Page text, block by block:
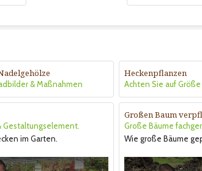
& Maßnahmen
Heckenpflanzen
Achten Sie auf
Gestaltungselement.
im Garten.
Großen Baum
Große Bäume
Wie große Bäume